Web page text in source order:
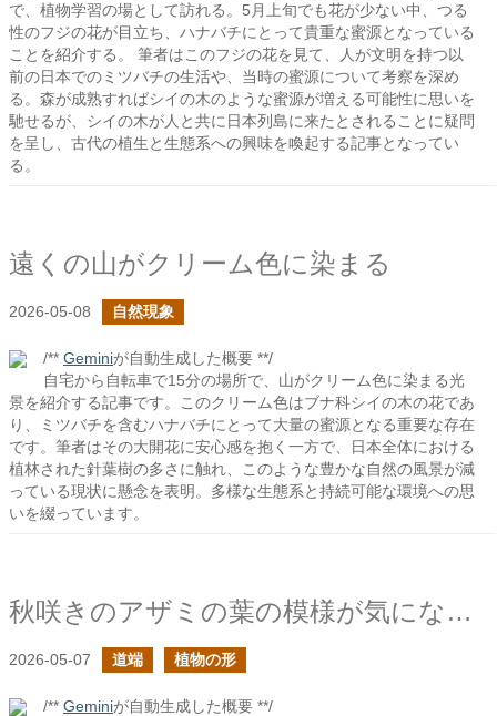
で、植物学習の場として訪れる。5月上旬でも花が少ない中、つる
性のフジの花が目立ち、ハナバチにとって貴重な蜜源となっている
ことを紹介する。 筆者はこのフジの花を見て、人が文明を持つ以
前の日本でのミツバチの生活や、当時の蜜源について考察を深め
る。森が成熟すればシイの木のような蜜源が増える可能性に思いを
馳せるが、シイの木が人と共に日本列島に来たとされることに疑問
を呈し、古代の植生と生態系への興味を喚起する記事となってい
る。
遠くの山がクリーム色に染まる
2026-05-08 自然現象
/** Geminiが自動生成した概要 **/
自宅から自転車で15分の場所で、山がクリーム色に染まる光
景を紹介する記事です。このクリーム色はブナ科シイの木の花であ
り、ミツバチを含むハナバチにとって大量の蜜源となる重要な存在
です。筆者はその大開花に安心感を抱く一方で、日本全体における
植林された針葉樹の多さに触れ、このような豊かな自然の風景が減
っている現状に懸念を表明。多様な生態系と持続可能な環境への思
いを綴っています。
秋咲きのアザミの葉の模様が気になった
2026-05-07 道端 植物の形
/** Geminiが自動生成した概要 **/